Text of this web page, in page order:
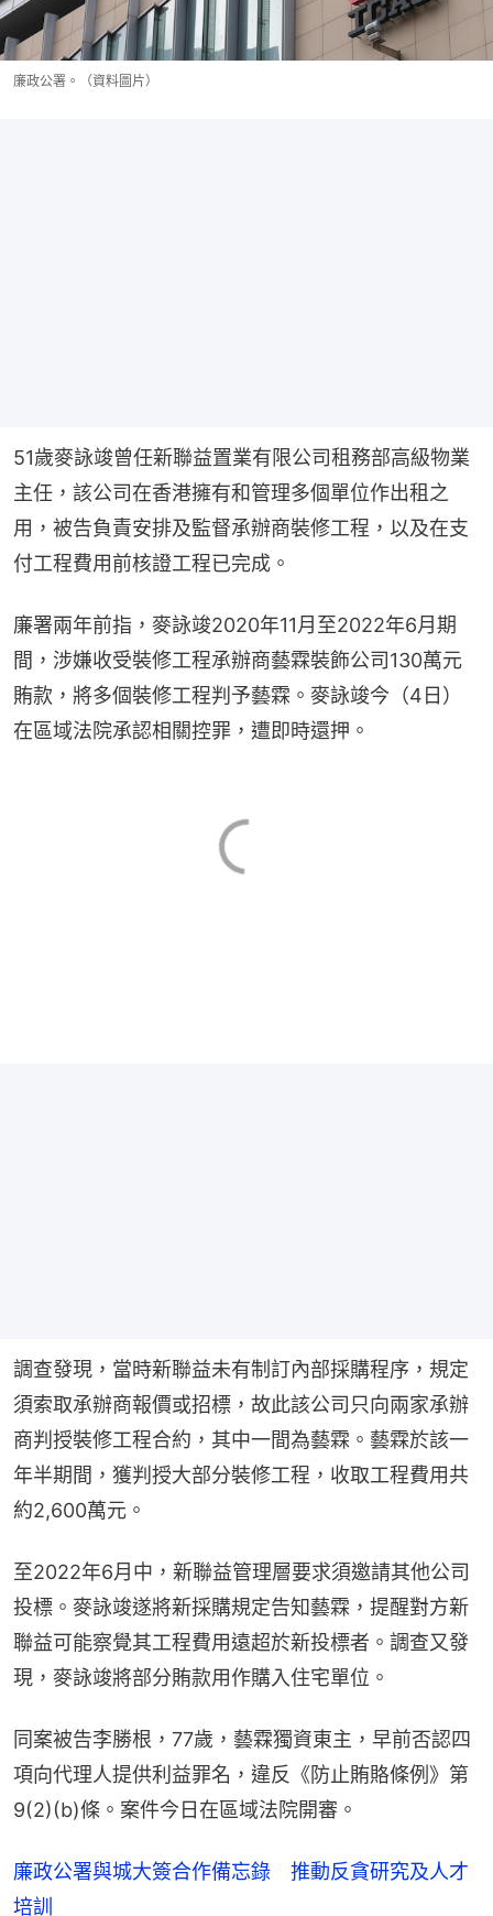
廉政公署。（資料圖片）
51歲麥詠竣曾任新聯益置業有限公司租務部高級物業
主任，該公司在香港擁有和管理多個單位作出租之
用，被告負責安排及監督承辦商裝修工程，以及在支
付工程費用前核證工程已完成。
廉署兩年前指，麥詠竣2020年11月至2022年6月期
間，涉嫌收受裝修工程承辦商藝霖裝飾公司130萬元
賄款，將多個裝修工程判予藝霖。麥詠竣今（4日）
在區域法院承認相關控罪，遭即時還押。
調查發現，當時新聯益未有制訂內部採購程序，規定
須索取承辦商報價或招標，故此該公司只向兩家承辦
商判授裝修工程合約，其中一間為藝霖。藝霖於該一
年半期間，獲判授大部分裝修工程，收取工程費用共
約2,600萬元。
至2022年6月中，新聯益管理層要求須邀請其他公司
投標。麥詠竣遂將新採購規定告知藝霖，提醒對方新
聯益可能察覺其工程費用遠超於新投標者。調查又發
現，麥詠竣將部分賄款用作購入住宅單位。
同案被告李勝根，77歲，藝霖獨資東主，早前否認四
項向代理人提供利益罪名，違反《防止賄賂條例》第
9(2)(b)條。案件今日在區域法院開審。
廉政公署與城大簽合作備忘錄 推動反貪研究及人才
培訓